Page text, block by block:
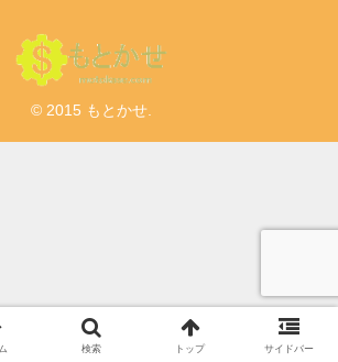
© 2015 もとかせ.
検索 トップ サイドバー